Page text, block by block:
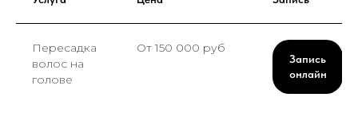
Пересадка
волос на
голове
От 150 000 руб
Запись
онлайн